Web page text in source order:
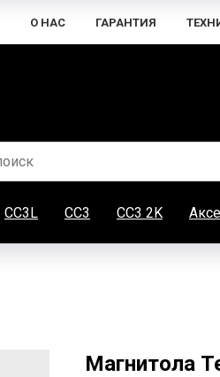
О НАС ГАРАНТИЯ
CC3L CC3 CC3 2K
Магнитола